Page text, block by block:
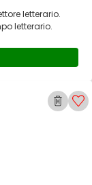
letterario.
letterario.